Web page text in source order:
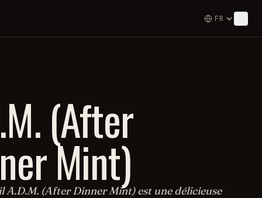
(After
Mint)
A.D.M. (After Dinner Mint) est une délicieuse